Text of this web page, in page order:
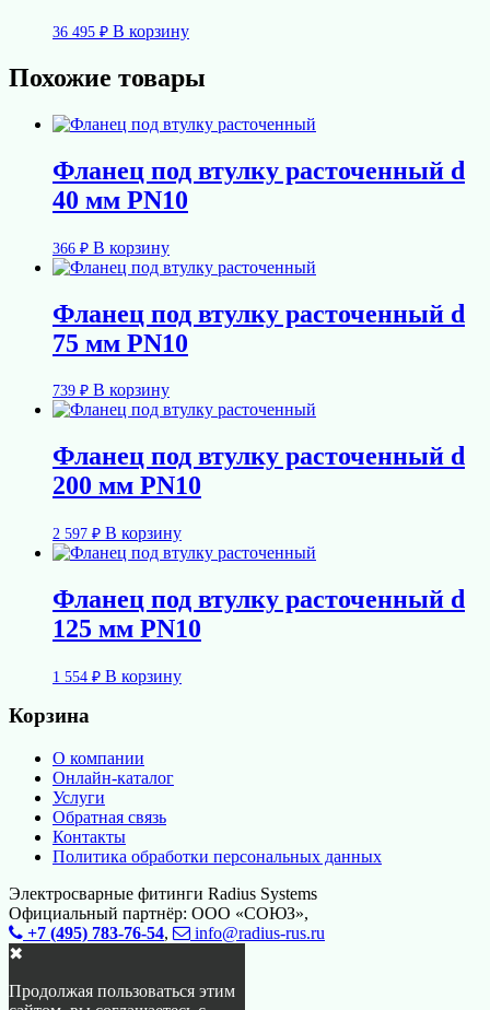
36 495 ₽ В корзину
Похожие товары
Фланец под втулку расточенный d
40 мм PN10
366 ₽ В корзину
Фланец под втулку расточенный d
75 мм PN10
739 ₽ В корзину
Фланец под втулку расточенный d
200 мм PN10
2 597 ₽ В корзину
Фланец под втулку расточенный d
125 мм PN10
1 554 ₽ В корзину
Корзина
О компании
Онлайн-каталог
Услуги
Обратная связь
Контакты
Политика обработки персональных данных
Электросварные фитинги Radius Systems
Официальный партнёр: ООО «СОЮЗ»,
+7 (495) 783-76-54,
info@radius-rus.ru
✖
Продолжая пользоваться этим